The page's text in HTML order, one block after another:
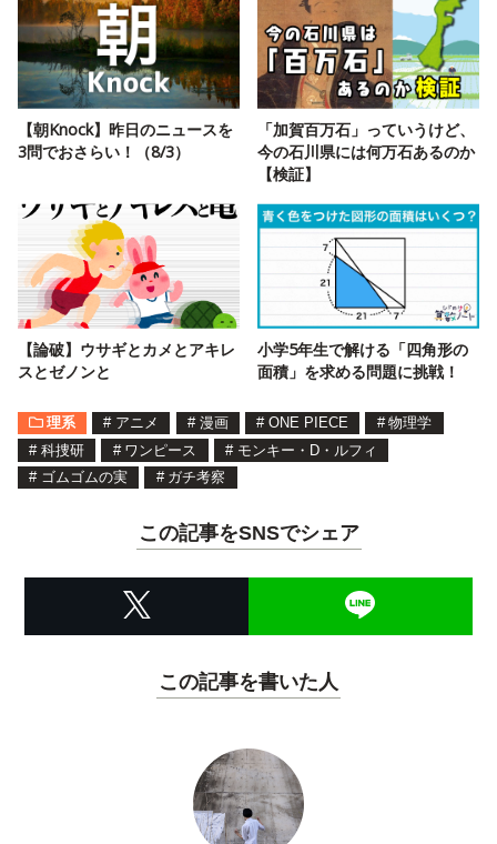
【朝Knock】昨日のニュースを
3問でおさらい！（8/3）
「加賀百万石」っていうけど、
今の石川県には何万石あるのか
【検証】
【論破】ウサギとカメとアキレ
スとゼノンと
小学5年生で解ける「四角形の
面積」を求める問題に挑戦！
理系 # アニメ # 漫画 # ONE PIECE # 物理学
# 科捜研 # ワンピース # モンキー・D・ルフィ
# ゴムゴムの実 # ガチ考察
この記事をSNSでシェア
この記事を書いた人